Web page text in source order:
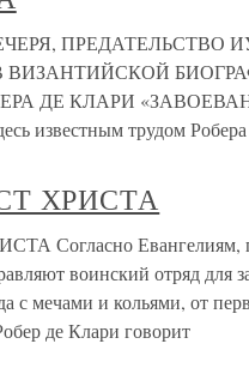
ПРЕДАТЕЛЬСТВО
ВИЗАНТИЙСКОЙ
ДЕ КЛАРИ
известным трудом
ХРИСТА
Согласно Евангелиям,
воинский отряд
с мечами и кольями, от
де Клари говорит